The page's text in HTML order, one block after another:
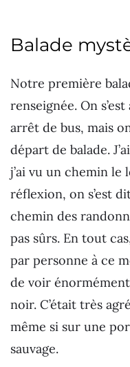
Balade
Notre première
renseignée. On
arrêt de bus, mais
départ de balade.
j’ai vu un chemin le
réflexion, on s’est
chemin des
pas sûrs. En tout
par personne à ce
de voir
noir. C’était très
même si sur une
sauvage.